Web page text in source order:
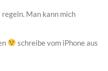
Man kann mich
schreibe vom iPhone aus